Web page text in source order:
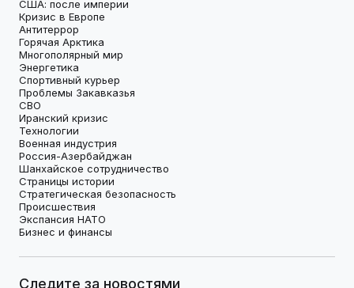
США: после империи
Кризис в Европе
Антитеррор
Горячая Арктика
Многополярный мир
Энергетика
Спортивный курьер
Проблемы Закавказья
СВО
Иранский кризис
Технологии
Военная индустрия
Россия-Азербайджан
Шанхайское сотрудничество
Страницы истории
Стратегическая безопасность
Происшествия
Экспансия НАТО
Бизнес и финансы
Следите за новостями